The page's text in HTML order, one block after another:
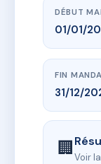
DÉBUT
01/01/
FIN
31/12/
🏢Voir